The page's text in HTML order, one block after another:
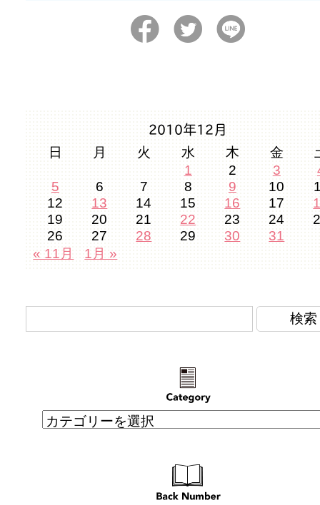
2010年12月
日 月 火 水 木 金
1
2 3
5
6 7 8 9 10
12
13 14 15 16 17
19
20 21 22 23 24
26
27 28 29 30
31
« 11月
1月 »